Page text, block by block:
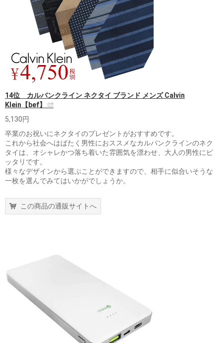
14位 カルバンクライン ネクタイ ブランド メンズ Calvin
Klein【bef】
5,130円
卒業のお祝いにネクタイのプレゼントがおすすめです。
これから社会へはばたく男性におススメなカルバンクラインのネク
タイは、オシャレかつ落ち着いた雰囲気を漂わせ、大人の男性にピ
ッタリです。
様々なデザインから選ぶことができますので、相手に似合いそうな
一枚を選んでみてはいかがでしょうか。
この商品の通販サイトへ